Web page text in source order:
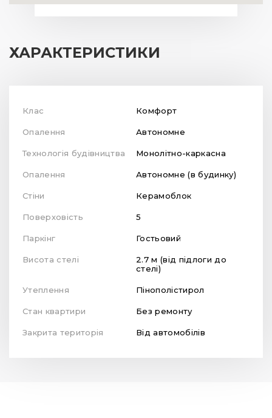
ХАРАКТЕРИСТИКИ
Клас Комфорт
Опалення Автономне
Технологія будівництва Монолітно-каркасна
Опалення Автономне (в будинку)
Стіни Керамоблок
Поверховість 5
Паркінг Гостьовий
Висота стелі
2.7 м (від підлоги до
стелі)
Утеплення Пінополістирол
Стан квартири Без ремонту
Закрита територія Від автомобілів